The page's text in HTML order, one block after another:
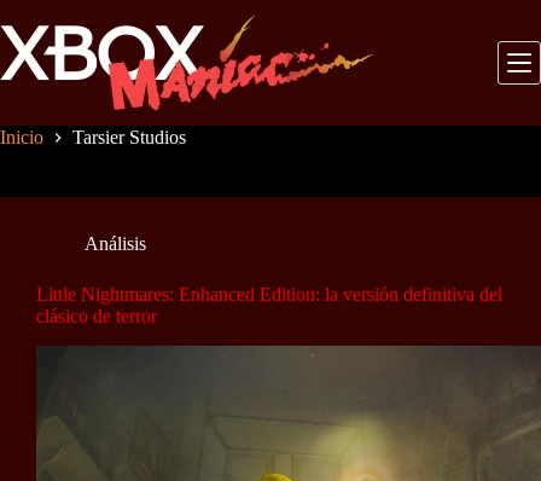
al
contenido
Inicio Tarsier Studios
Análisis
Little Nightmares: Enhanced Edition: la versión definitiva del
clásico de terror